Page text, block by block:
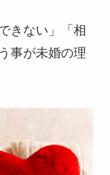
きない」「相
事が未婚の理